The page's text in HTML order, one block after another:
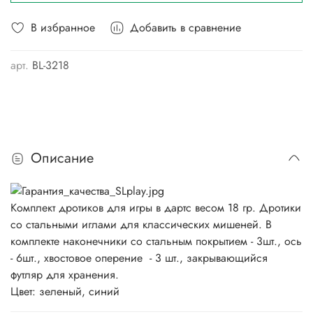
В избранное Добавить в сравнение
арт. BL-3218
Описание
Комплект дротиков для игры в дартс весом 18 гр. Дротики
со стальными иглами для классических мишеней. В
комплекте наконечники со стальным покрытием - 3шт., ось
- 6шт., хвостовое оперение - 3 шт., закрывающийся
футляр для хранения.
Цвет: зеленый, синий